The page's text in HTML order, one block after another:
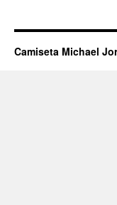
Camiseta Michael